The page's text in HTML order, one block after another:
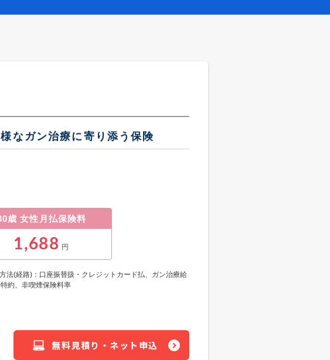
なガン治療に寄り添う保険
歳 女性 月払保険料
1,688 円
(経路)：口座振替扱・クレジットカード払、ガン治療給
約、非喫煙保険料率
無料見積り・ネット申込